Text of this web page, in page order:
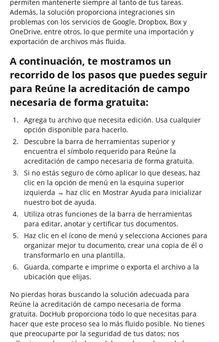
permiten mantenerte siempre al tanto de tus tareas.
Además, la solución proporciona integraciones sin
problemas con los servicios de Google, Dropbox, Box y
OneDrive, entre otros, lo que permite una importación y
exportación de archivos más fluida.
A continuación, te mostramos un
recorrido de los pasos que puedes seguir
para Reúne la acreditación de campo
necesaria de forma gratuita:
Agrega tu archivo que necesita edición. Usa cualquier
opción disponible para hacerlo.
Descubre la barra de herramientas superior y
encuentra el símbolo requerido para Reúne la
acreditación de campo necesaria de forma gratuita.
Si no estás seguro de cómo aplicar lo que deseas, haz
clic en la opción de menú en la esquina superior
izquierda → haz clic en Mostrar Ayuda para inicializar
nuestro bot de ayuda.
Utiliza otras funciones de la barra de herramientas
para editar, anotar y certificar tus documentos.
Haz clic en el ícono de menú y selecciona Acciones para
organizar mejor tu documento, crear una copia de él o
transformarlo en una plantilla.
Guarda, comparte e imprime o exporta el archivo a la
ubicación que elijas.
No pierdas horas buscando la solución adecuada para
Reúne la acreditación de campo necesaria de forma
gratuita. DocHub proporciona todo lo que necesitas para
hacer que este proceso sea lo más fluido posible. No tienes
que preocuparte por la seguridad de tus datos; nos